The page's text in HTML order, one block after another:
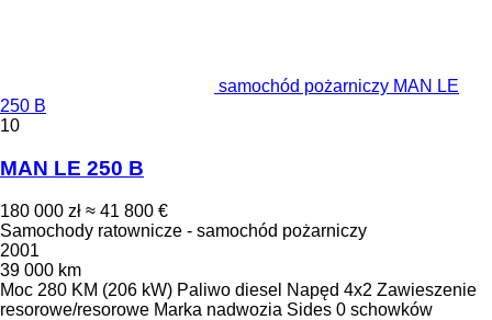
samochód pożarniczy MAN LE
250 B
10
MAN LE 250 B
180 000 zł ≈ 41 800 €
Samochody ratownicze - samochód pożarniczy
2001
39 000 km
Moc 280 KM (206 kW) Paliwo diesel Napęd 4x2 Zawieszenie
resorowe/resorowe Marka nadwozia Sides 0 schowków